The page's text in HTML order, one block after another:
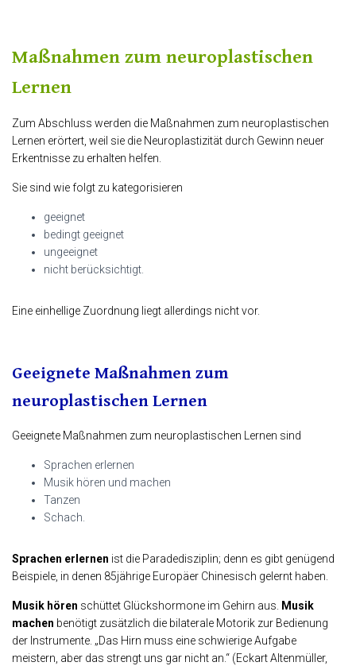
Maßnahmen zum neuroplastischen
Lernen
Zum Abschluss werden die Maßnahmen zum neuroplastischen
Lernen erörtert, weil sie die Neuroplastizität durch Gewinn neuer
Erkentnisse zu erhalten helfen.
Sie sind wie folgt zu kategorisieren
geeignet
bedingt geeignet
ungeeignet
nicht berücksichtigt.
Eine einhellige Zuordnung liegt allerdings nicht vor.
Geeignete Maßnahmen zum
neuroplastischen Lernen
Geeignete Maßnahmen zum neuroplastischen Lernen sind
Sprachen erlernen
Musik hören und machen
Tanzen
Schach.
Sprachen erlernen ist die Paradedisziplin; denn es gibt genügend
Beispiele, in denen 85jährige Europäer Chinesisch gelernt haben.
Musik hören schüttet Glückshormone im Gehirn aus.
Musik
machen benötigt zusätzlich die bilaterale Motorik zur Bedienung
der Instrumente. „Das Hirn muss eine schwierige Aufgabe
meistern, aber das strengt uns gar nicht an.“ (Eckart Altenmüller,